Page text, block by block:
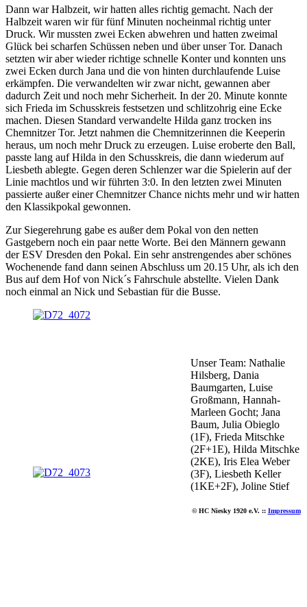
Dann war Halbzeit, wir hatten alles richtig gemacht. Nach der
Halbzeit waren wir für fünf Minuten nocheinmal richtig unter
Druck. Wir mussten zwei Ecken abwehren und hatten zweimal
Glück bei scharfen Schüssen neben und über unser Tor. Danach
setzten wir aber wieder richtige schnelle Konter und konnten uns
zwei Ecken durch Jana und die von hinten durchlaufende Luise
erkämpfen. Die verwandelten wir zwar nicht, gewannen aber
dadurch Zeit und noch mehr Sicherheit. In der 20. Minute konnte
sich Frieda im Schusskreis festsetzen und schlitzohrig eine Ecke
machen. Diesen Standard verwandelte Hilda ganz trocken ins
Chemnitzer Tor. Jetzt nahmen die Chemnitzerinnen die Keeperin
heraus, um noch mehr Druck zu erzeugen. Luise eroberte den Ball,
passte lang auf Hilda in den Schusskreis, die dann wiederum auf
Liesbeth ablegte. Gegen deren Schlenzer war die Spielerin auf der
Linie machtlos und wir führten 3:0. In den letzten zwei Minuten
passierte außer einer Chemnitzer Chance nichts mehr und wir hatten
den Klassikpokal gewonnen.
Zur Siegerehrung gabe es außer dem Pokal von den netten
Gastgebern noch ein paar nette Worte. Bei den Männern gewann
der ESV Dresden den Pokal. Ein sehr anstrengendes aber schönes
Wochenende fand dann seinen Abschluss um 20.15 Uhr, als ich den
Bus auf dem Hof von Nick´s Fahrschule abstellte. Vielen Dank
noch einmal an Nick und Sebastian für die Busse.
Unser Team: Nathalie
Hilsberg, Dania
Baumgarten, Luise
Großmann, Hannah-
Marleen Gocht; Jana
Baum, Julia Obieglo
(1F), Frieda Mitschke
(2F+1E), Hilda Mitschke
(2KE), Iris Elea Weber
(3F), Liesbeth Keller
(1KE+2F), Joline Stief
© HC Niesky 1920 e.V. :: Impressum